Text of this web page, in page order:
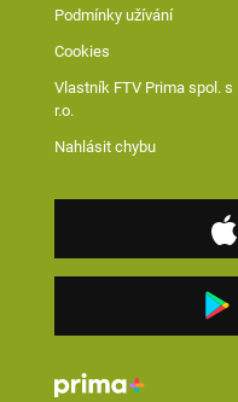
Podmínky užívání
Cookies
Vlastník FTV Prima spol. s
r.o.
Nahlásit chybu